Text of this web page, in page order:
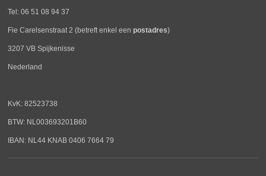
Tel: 06 51 08 94 37
Fie Carelsenstraat 2 (betreft enkel een postadres)
3207 VB Spijkenisse
Nederland
KvK: 82523738
BTW: NL003693201B60
IBAN: NL44 KNAB 0406 7664 79